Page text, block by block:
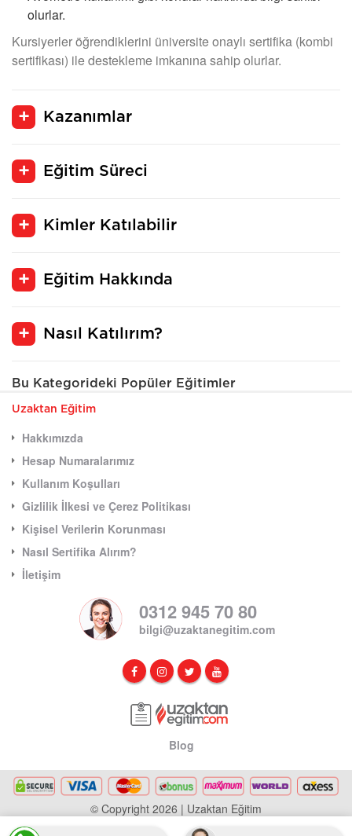
olurlar.
Kursiyerler öğrendiklerini üniversite onaylı sertifika (kombi
sertifikası) ile destekleme imkanına sahip olurlar.
Kazanımlar
Eğitim Süreci
Kimler Katılabilir
Eğitim Hakkında
Nasıl Katılırım?
Bu Kategorideki Popüler Eğitimler
Uzaktan Eğitim
Hakkımızda
Hesap Numaralarımız
Kullanım Koşulları
Gizlilik İlkesi ve Çerez Politikası
Kişisel Verilerin Korunması
Nasıl Sertifika Alırım?
İletişim
0312 945 70 80
bilgi@uzaktanegitim.com
Blog
© Copyright 2026 | Uzaktan Eğitim